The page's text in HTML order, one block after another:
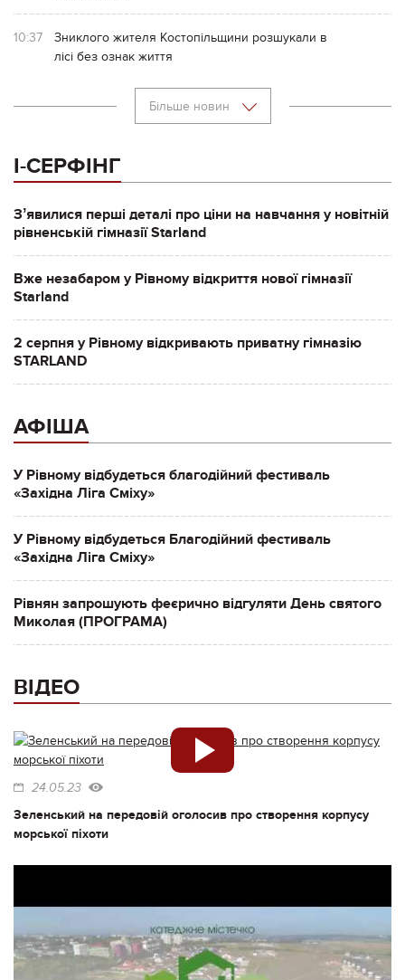
10:37
Зниклого жителя Костопільщини розшукали в
лісі без ознак життя
Більше новин
І-СЕРФІНГ
Зʼявилися перші деталі про ціни на навчання у новітній
рівненській гімназії Starland
Вже незабаром у Рівному відкриття нової гімназії
Starland
2 серпня у Рівному відкривають приватну гімназію
STARLAND
АФІША
У Рівному відбудеться благодійний фестиваль
«Західна Ліга Сміху»
У Рівному відбудеться Благодійний фестиваль
«Західна Ліга Сміху»
Рівнян запрошують феєрично відгуляти День святого
Миколая (ПРОГРАМА)
ВІДЕО
24.05.23
Зеленський на передовій оголосив про створення корпусу
морської піхоти